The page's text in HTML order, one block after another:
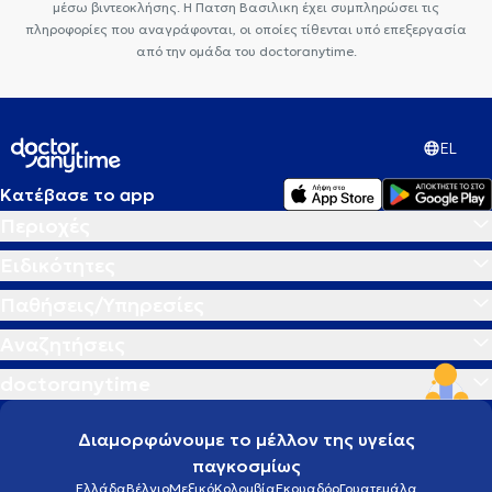
μέσω βιντεοκλήσης. Η Πατση Βασιλικη έχει συμπληρώσει τις
πληροφορίες που αναγράφονται, οι οποίες τίθενται υπό επεξεργασία
από την ομάδα του doctoranytime.
EL
Κατέβασε το app
Διαμορφώνουμε το μέλλον της υγείας
παγκοσμίως
ΕλλάδαΒέλγιοΜεξικόΚολομβίαΕκουαδόρΓουατεμάλα